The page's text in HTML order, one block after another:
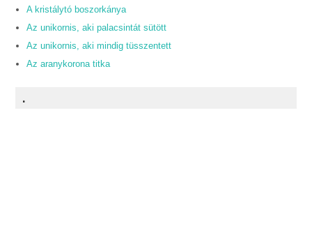
A kristálytó boszorkánya
Az unikornis, aki palacsintát sütött
Az unikornis, aki mindig tüsszentett
Az aranykorona titka
.